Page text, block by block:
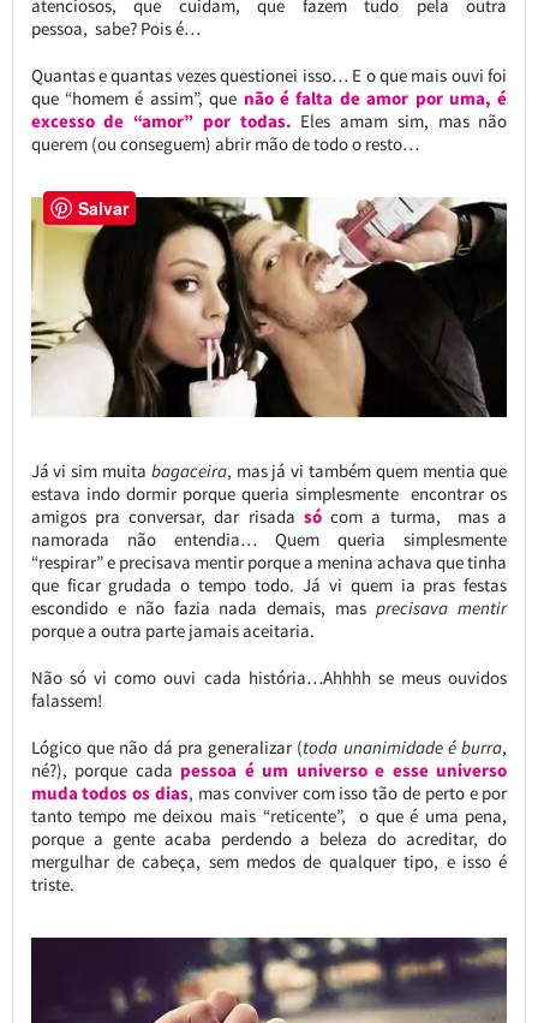
atenciosos, que cuidam, que fazem tudo pela outra
pessoa, sabe? Pois é…
Quantas e quantas vezes questionei isso… E o que mais ouvi foi
que “homem é assim”, que não é falta de amor por uma, é
excesso de “amor” por todas. Eles amam sim, mas não
querem (ou conseguem) abrir mão de todo o resto…
Já vi sim muita bagaceira, mas já vi também quem mentia que
estava indo dormir porque queria simplesmente encontrar os
amigos pra conversar, dar risada sócom a turma, mas a
namorada não entendia… Quem queria simplesmente
“respirar” e precisava mentir porque a menina achava que tinha
que ficar grudada o tempo todo. Já vi quem ia pras festas
escondido e não fazia nada demais, masprecisava mentir
porque a outra parte jamais aceitaria.
Não só vi como ouvi cada história…Ahhhh se meus ouvidos
falassem!
Lógico que não dá pra generalizar (toda unanimidade é burra,
né?), porque cada pessoa é um universo e esse universo
muda todos os dias, mas conviver com isso tão de perto e por
tanto tempo me deixou mais “reticente”, o que é uma pena,
porque a gente acaba perdendo a beleza do acreditar, do
mergulhar de cabeça, sem medos de qualquer tipo, e isso é
triste.
Salvar